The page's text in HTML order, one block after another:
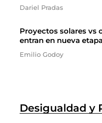
Dariel Pradas
Proyectos solares vs
entran en nueva etapa
Emilio Godoy
Desigualdad y